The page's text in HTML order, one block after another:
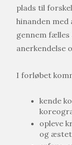
plads til
hinanden med
gennem fælles
anerkendelse
I forløbet
kende
opleve
og